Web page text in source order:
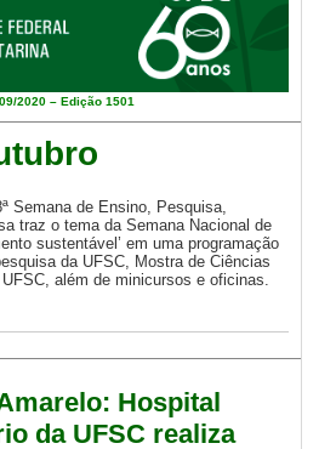
2020 – Edição 1501
Semana de Ensino, Pesquisa,
traz o tema da Semana Nacional de
sustentável’ em uma programação
da UFSC, Mostra de Ciências
além de minicursos e oficinas.
Hospital
da UFSC realiza